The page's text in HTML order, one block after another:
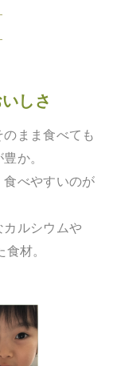
しさ
まま食べても
か。
べやすいのが
ルシウムや
材。